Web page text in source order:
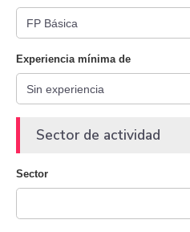
Experiencia mínima de
Sector de actividad
Sector